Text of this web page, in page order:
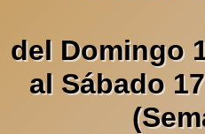
del Domingo
al Sábado